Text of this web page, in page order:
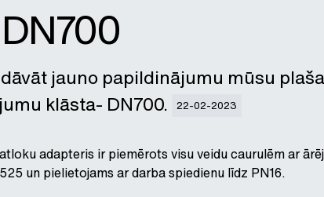
jauno papildinājumu mūsu
klāsta- DN700.
22-02-2023
adapteris ir piemērots visu veidu caurulēm ar
un pielietojams ar darba spiedienu līdz PN16.